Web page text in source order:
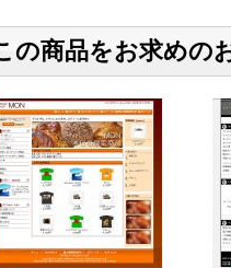
の商品をお求めの